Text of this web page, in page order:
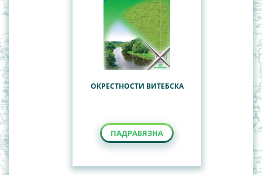
ОКРЕСТНОСТИ ВИТЕБСКА
ПАДРАБЯЗНА